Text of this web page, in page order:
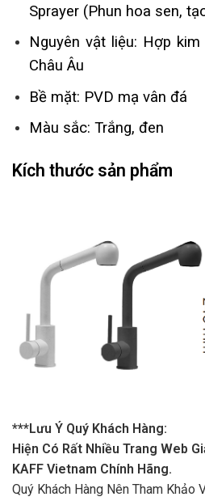
Sprayer (Phun hoa sen,
Nguyên vật liệu: Hợp
Châu Âu
Bề mặt: PVD mạ vân đá
Màu sắc: Trắng, đen
Kích thước sản phẩm
***Lưu Ý Quý Khách Hàng:
Hiện Có Rất Nhiều Trang Web
KAFF Vietnam Chính Hãng.
Quý Khách Hàng Nên Tham Khảo